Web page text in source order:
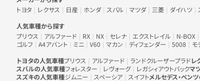
トヨタ
レクサス 日産 ホンダ スバル マツダ 三菱 ダイハツ
人気車種から探す
プリウス
アルファード RX NX セレナ エクストレイル N-BOX
ゴルフ
A4アバント ミニ V60 マカン ディフェンダー 5008
モ
トヨタの人気車種プリウス アルファード ランドクルーザープラドレ
スバルの人気車種フォレスター レヴォーグ レガシィアウトバックマ
スズキの人気車種ジムニー スペーシア スイフトメルセデス・ベン